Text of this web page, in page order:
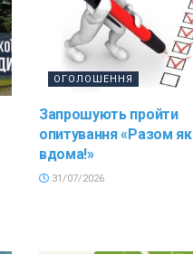
ОГОЛОШЕННЯ
Запрошують пройти
опитування «Разом як
вдома!»
31/07/2026